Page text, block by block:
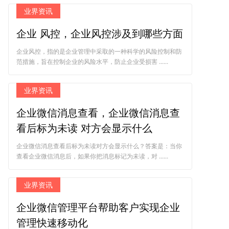
业界资讯
企业 风控，企业风控涉及到哪些方面
企业风控，指的是企业管理中采取的一种科学的风险控制和防
范措施，旨在控制企业的风险水平，防止企业受损害 ......
业界资讯
企业微信消息查看，企业微信消息查
看后标为未读 对方会显示什么
企业微信消息查看后标为未读对方会显示什么？答案是：当你
查看企业微信消息后，如果你把消息标记为未读，对 ......
业界资讯
企业微信管理平台帮助客户实现企业
管理快速移动化